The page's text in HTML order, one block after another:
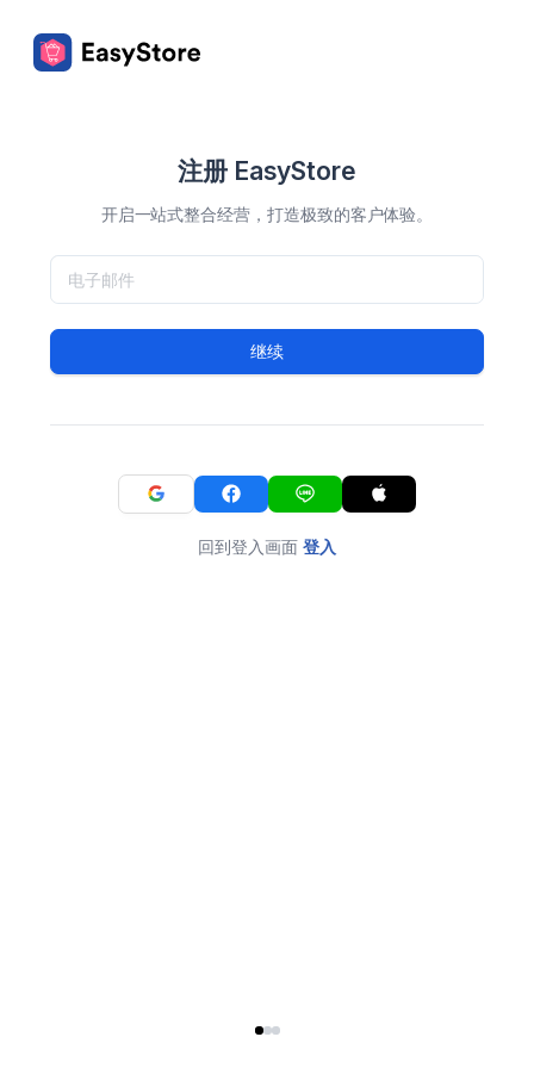
注册 EasyStore
开启一站式整合经营，打造极致的客户体验。
继续
回到登入画面 登入